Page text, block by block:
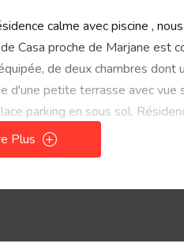
calme avec piscine ,
Casa proche de Marjane est
de deux chambres dont
d'une petite terrasse avec vue
parking en sous sol.
Plus